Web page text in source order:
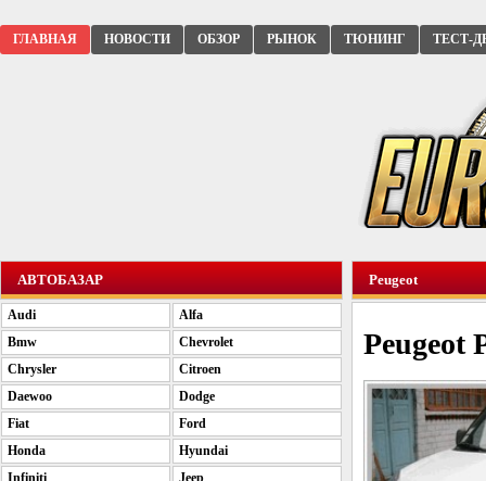
ГЛАВНАЯ НОВОСТИ ОБЗОР РЫНОК ТЮНИНГ ТЕСТ-
Peugeot
Peugeot
АВТОБАЗАР
Audi
Alfa
Bmw
Chevrolet
Chrysler
Citroen
Daewoo
Dodge
Fiat
Ford
Honda
Hyundai
Infiniti
Jeep